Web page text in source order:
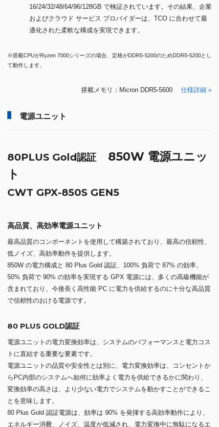
16/24/32/48/64/96/128GB で検証されています。その結果、企業
およびクラウド サービス プロバイダーは、TCO に合わせて最
適化された柔軟な構成を実現できます。
※搭載CPUがRyzen 7000シリーズの場合、定格がDDR5-5200のためDDR5-5200とし
て動作します。
搭載メモリ：Micron DDR5-5600 仕様詳細 »
電源ユニット
80PLUS Gold認証 850W 電源ユニッ
ト
CWT GPX-850S GEN5
高品質、高効率電源ユニット
最高品質のコンポーネントを使用して構築されており、最高の信頼性、
低ノイズ、高効率動作を提供します。
850W の電力構成と 80 Plus Gold 認証、100% 負荷で 87% の効率、
50% 負荷で 90% の効率を実現する GPX 電源には、多くの高級機能が
含まれており、今後長く高性能 PC に電力を供給するのに十分な高品質
で信頼性のおける電源です。
80 PLUS GOLD認証
電源ユニットの電力変換効率は、システムのパフォーマンスと電力コス
トに直結する重要な要素です。
電源ユニットの品質や安全性とは別に、電力変換効率は、コンセントか
らPC内部のシステムへ如何に効率よく電力を供給できるかに関わり、
変換効率の高さは、より少ない電力でシステムを動かすことができるこ
とを意味します。
80 Plus Gold 認証電源は、効率は 90% を発揮する高効率動作により、
エネルギー消費、ノイズ、温度が低減され、電力変換中に無駄になるエ